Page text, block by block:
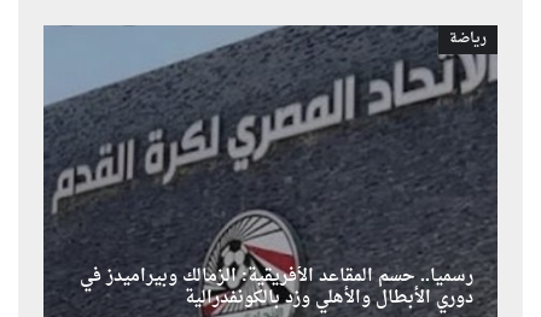
رياضة
رسمياً.. حسم المقاعد الأفريقية: الزمالك وبيراميدز في
دوري الأبطال والأهلي وزد بالكونفدرالية